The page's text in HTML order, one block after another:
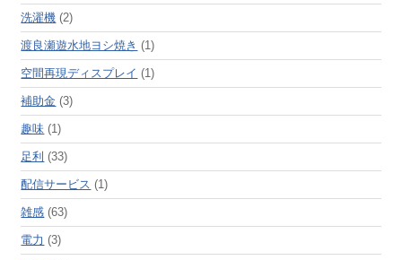
洗濯機 (2)
渡良瀬遊水地ヨシ焼き (1)
空間再現ディスプレイ (1)
補助金 (3)
趣味 (1)
足利 (33)
配信サービス (1)
雑感 (63)
電力 (3)